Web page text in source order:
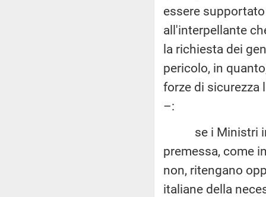
essere
all'interpellante
la richiesta dei
pericolo, in
forze di sicurezza
–:
se i Ministri
premessa, come
non, ritengano
italiane della